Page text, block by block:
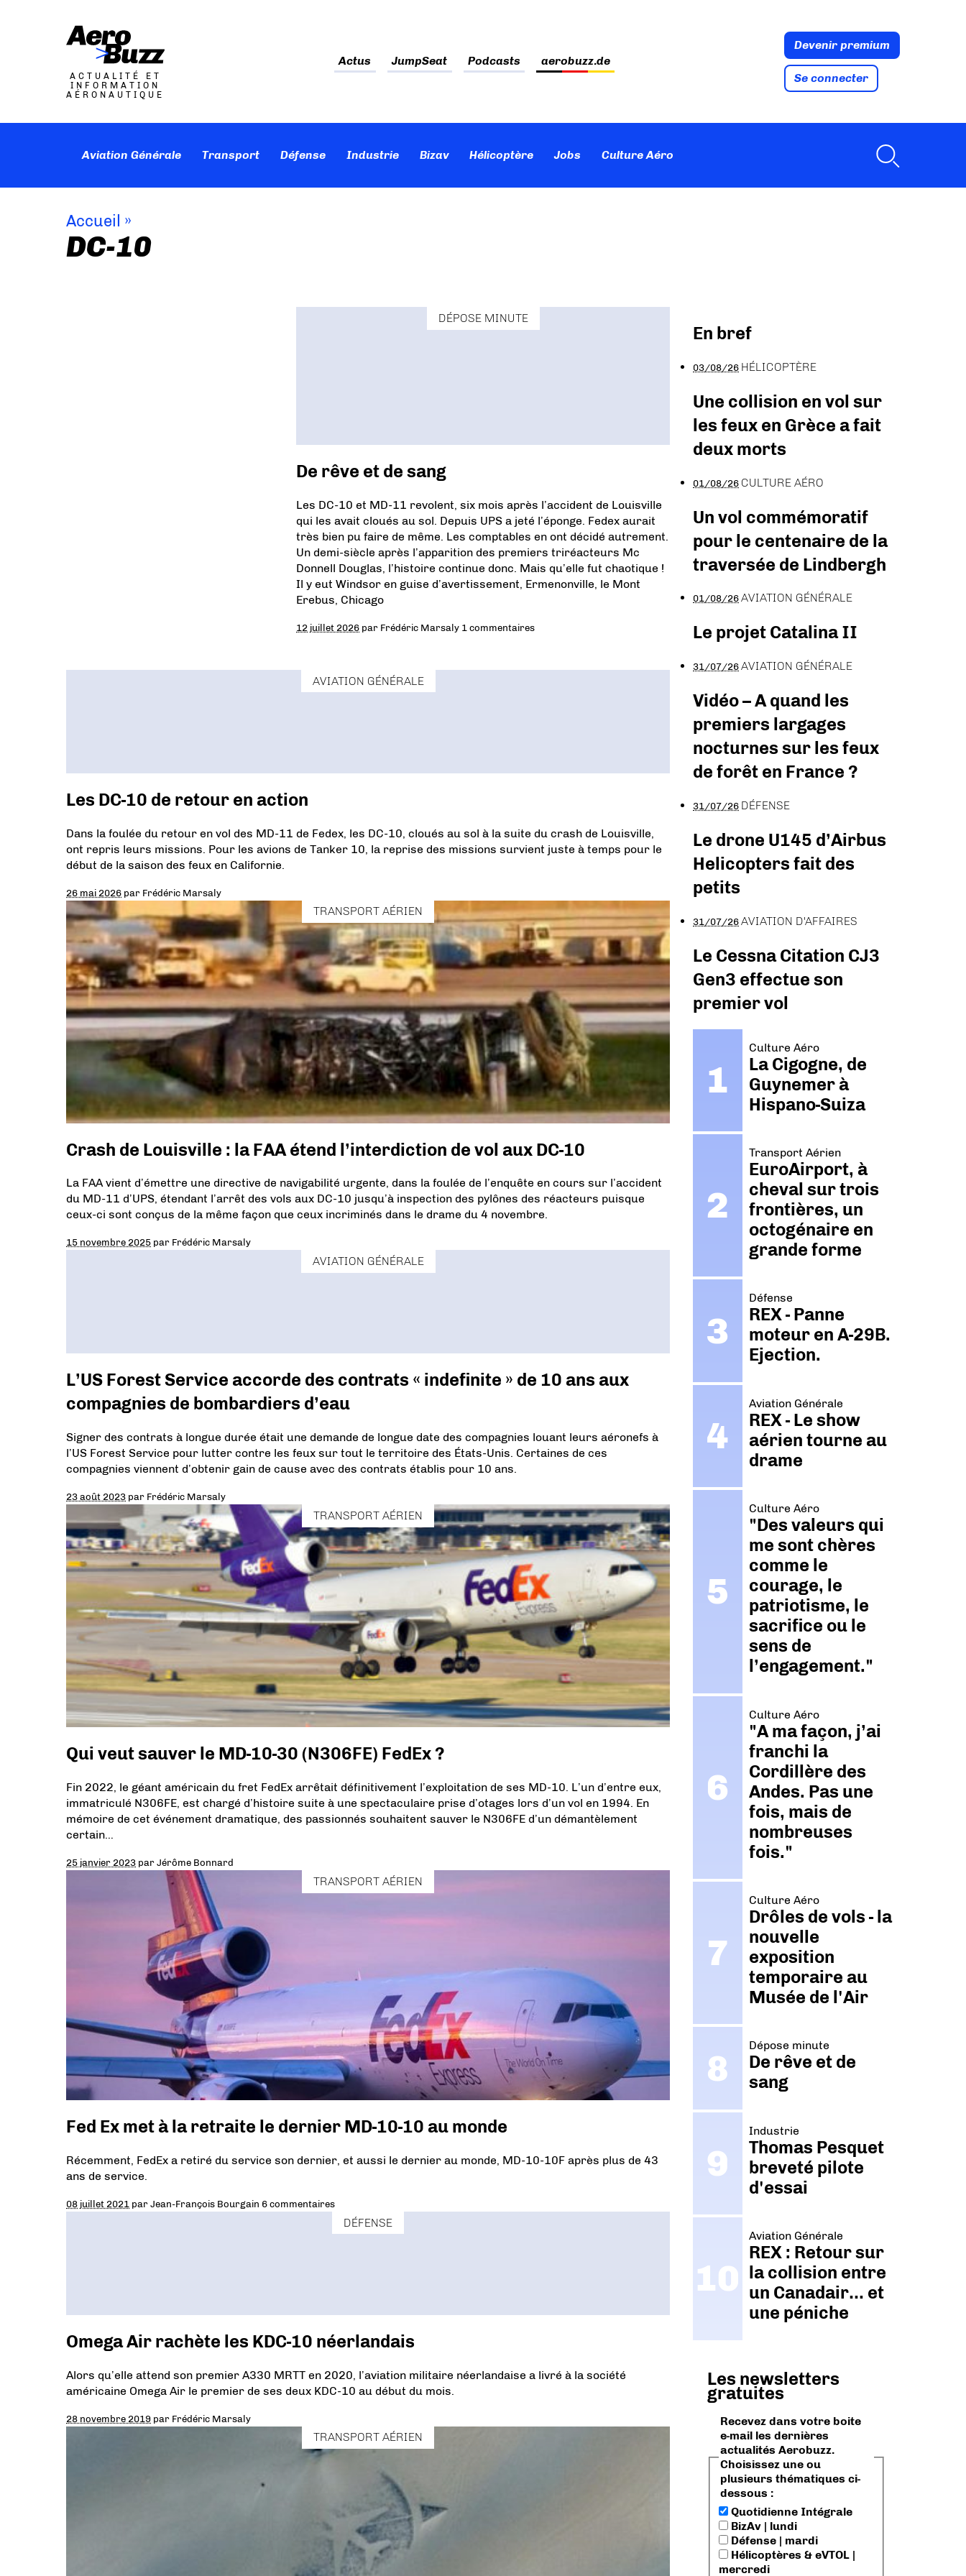
ACTUALITÉ ET
INFORMATION
AÉRONAUTIQUE
Actus JumpSeat Podcasts aerobuzz.de
Devenir premium
Se connecter
Aviation Générale Transport Défense Industrie Bizav Hélicoptère Jobs Culture Aéro
Accueil »
DC-10
DÉPOSE MINUTE
De rêve et de sang
Les DC-10 et MD-11 revolent, six mois après l’accident de Louisville
qui les avait cloués au sol. Depuis UPS a jeté l’éponge. Fedex aurait
très bien pu faire de même. Les comptables en ont décidé autrement.
Un demi-siècle après l’apparition des premiers triréacteurs Mc
Donnell Douglas, l’histoire continue donc. Mais qu’elle fut chaotique !
Il y eut Windsor en guise d’avertissement, Ermenonville, le Mont
Erebus, Chicago
12 juillet 2026 par Frédéric Marsaly 1 commentaires
AVIATION GÉNÉRALE
Les DC-10 de retour en action
Dans la foulée du retour en vol des MD-11 de Fedex, les DC-10, cloués au sol à la suite du crash de Louisville,
ont repris leurs missions. Pour les avions de Tanker 10, la reprise des missions survient juste à temps pour le
début de la saison des feux en Californie.
26 mai 2026 par Frédéric Marsaly
TRANSPORT AÉRIEN
Crash de Louisville : la FAA étend l’interdiction de vol aux DC-10
La FAA vient d’émettre une directive de navigabilité urgente, dans la foulée de l’enquête en cours sur l’accident
du MD-11 d’UPS, étendant l’arrêt des vols aux DC-10 jusqu’à inspection des pylônes des réacteurs puisque
ceux-ci sont conçus de la même façon que ceux incriminés dans le drame du 4 novembre.
15 novembre 2025 par Frédéric Marsaly
AVIATION GÉNÉRALE
L’US Forest Service accorde des contrats « indefinite » de 10 ans aux
compagnies de bombardiers d’eau
Signer des contrats à longue durée était une demande de longue date des compagnies louant leurs aéronefs à
l’US Forest Service pour lutter contre les feux sur tout le territoire des États-Unis. Certaines de ces
compagnies viennent d’obtenir gain de cause avec des contrats établis pour 10 ans.
23 août 2023 par Frédéric Marsaly
TRANSPORT AÉRIEN
Qui veut sauver le MD-10-30 (N306FE) FedEx ?
Fin 2022, le géant américain du fret FedEx arrêtait définitivement l’exploitation de ses MD-10. L’un d’entre eux,
immatriculé N306FE, est chargé d’histoire suite à une spectaculaire prise d’otages lors d’un vol en 1994. En
mémoire de cet événement dramatique, des passionnés souhaitent sauver le N306FE d’un démantèlement
certain…
25 janvier 2023 parJérôme Bonnard
TRANSPORT AÉRIEN
Fed Ex met à la retraite le dernier MD-10-10 au monde
Récemment, FedEx a retiré du service son dernier, et aussi le dernier au monde, MD-10-10F après plus de 43
ans de service.
08 juillet 2021 parJean-François Bourgain 6 commentaires
DÉFENSE
Omega Air rachète les KDC-10 néerlandais
Alors qu’elle attend son premier A330 MRTT en 2020, l’aviation militaire néerlandaise a livré à la société
américaine Omega Air le premier de ses deux KDC-10 au début du mois.
28 novembre 2019 par Frédéric Marsaly
TRANSPORT AÉRIEN
En bref
03/08/26 HÉLICOPTÈRE
Une collision en vol sur
les feux en Grèce a fait
deux morts
01/08/26 CULTURE AÉRO
Un vol commémoratif
pour le centenaire de la
traversée de Lindbergh
01/08/26AVIATION GÉNÉRALE
Le projet Catalina II
31/07/26AVIATION GÉNÉRALE
Vidéo – A quand les
premiers largages
nocturnes sur les feux
de forêt en France ?
31/07/26 DÉFENSE
Le drone U145 d’Airbus
Helicopters fait des
petits
31/07/26AVIATION D'AFFAIRES
Le Cessna Citation CJ3
Gen3 effectue son
premier vol
Culture Aéro
La Cigogne, de
Guynemer à
Hispano-Suiza
Transport Aérien
EuroAirport, à
cheval sur trois
frontières, un
octogénaire en
grande forme
Défense
REX - Panne
moteur en A-29B.
Ejection.
Aviation Générale
REX - Le show
aérien tourne au
drame
Culture Aéro
"Des valeurs qui
me sont chères
comme le
courage, le
patriotisme, le
sacrifice ou le
sens de
l’engagement."
Culture Aéro
"A ma façon, j’ai
franchi la
Cordillère des
Andes. Pas une
fois, mais de
nombreuses
fois."
Culture Aéro
Drôles de vols - la
nouvelle
exposition
temporaire au
Musée de l'Air
Dépose minute
De rêve et de
sang
Industrie
Thomas Pesquet
breveté pilote
d'essai
Aviation Générale
REX : Retour sur
la collision entre
un Canadair… et
une péniche
Les newsletters
gratuites
Recevez dans votre boite
e-mail les dernières
actualités Aerobuzz.
Choisissez une ou
plusieurs thématiques ci-
dessous :
Quotidienne Intégrale
BizAv | lundi
Défense | mardi
Hélicoptères & eVTOL |
mercredi